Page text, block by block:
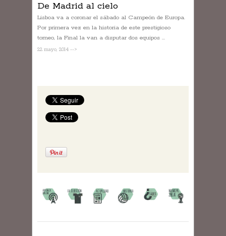
De Madrid al cielo
Lisboa va a coronar el sábado al Campeón de Europa.
Por primera vez en la historia de este prestigioso
torneo, la Final la van a disputar dos equipos ...
22 mayo, 2014 -->